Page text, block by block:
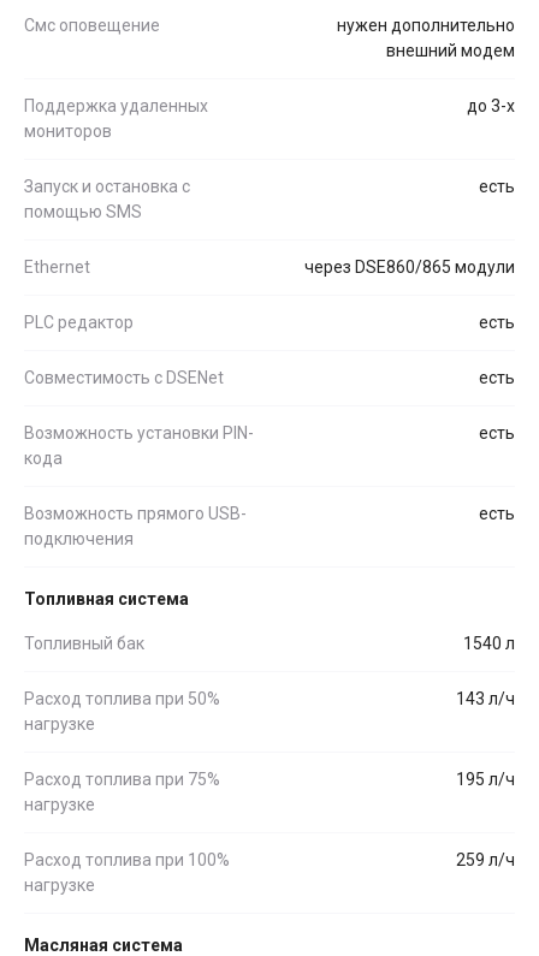
Смс оповещение
нужен дополнительно
внешний модем
Поддержка удаленных
мониторов
до 3-х
Запуск и остановка с
помощью SMS
есть
Ethernet через DSE860/865 модули
PLC редактор есть
Совместимость c DSENet есть
Возможность установки PIN-
кода
есть
Возможность прямого USB-
подключения
есть
Топливная система
Топливный бак 1540 л
Расход топлива при 50%
нагрузке
143 л/ч
Расход топлива при 75%
нагрузке
195 л/ч
Расход топлива при 100%
нагрузке
259 л/ч
Масляная система